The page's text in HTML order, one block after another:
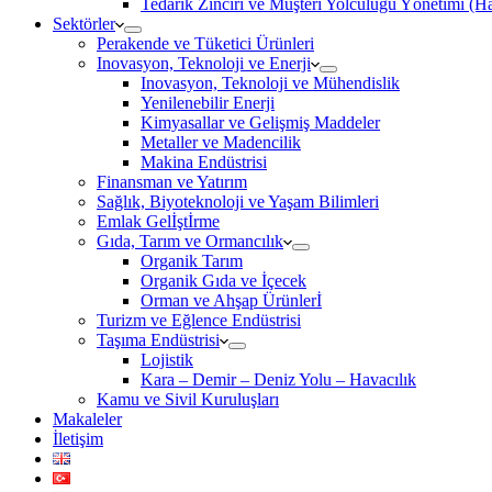
Tedarik Zinciri ve Müşteri Yolculuğu Yönetimi
Sektörler
Perakende ve Tüketici Ürünleri
Inovasyon, Teknoloji ve Enerji
Inovasyon, Teknoloji ve Mühendislik
Yenilenebilir Enerji
Kimyasallar ve Gelişmiş Maddeler
Metaller ve Madencilik
Makina Endüstrisi
Finansman ve Yatırım
Sağlık, Biyoteknoloji ve Yaşam Bilimleri
Emlak Gelİştİrme
Gıda, Tarım ve Ormancılık
Organik Tarım
Organik Gıda ve İçecek
Orman ve Ahşap Ürünlerİ
Turizm ve Eğlence Endüstrisi
Taşıma Endüstrisi
Lojistik
Kara – Demir – Deniz Yolu – Havacılık
Kamu ve Sivil Kuruluşları
Makaleler
İletişim